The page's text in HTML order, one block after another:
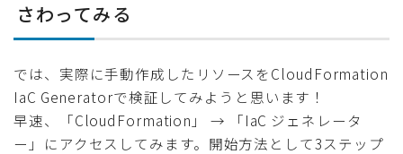
さわってみる
では、実際に手動作成したリソースをCloudFormation
IaC Generatorで検証してみようと思います！
早速、「CloudFormation」 → 「IaC ジェネレータ
ー」にアクセスしてみます。開始方法として3ステップ